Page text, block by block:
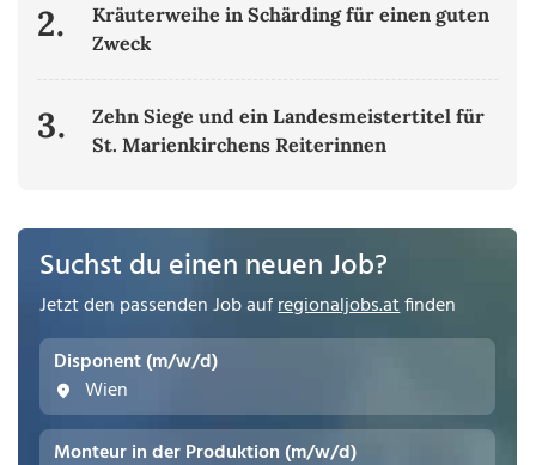
2.
Kräuterweihe in Schärding für einen guten
Zweck
3.
Zehn Siege und ein Landesmeistertitel für
St. Marienkirchens Reiterinnen
Suchst du einen neuen Job?
Jetzt den passenden Job aufregionaljobs.atfinden
Disponent (m/w/d)
Wien
Monteur in der Produktion (m/w/d)